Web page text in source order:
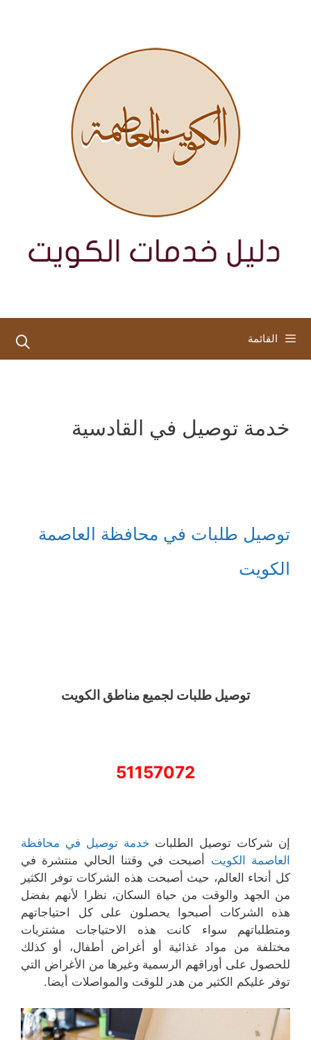
القائمة
خدمة توصيل في القادسية
توصيل طلبات في محافظة العاصمة
الكويت
توصيل طلبات لجميع مناطق الكويت
51157072
إن شركات توصيل الطلبات خدمة توصيل في محافظة
العاصمة الكويت أصبحت في وقتنا الحالي منتشرة في
كل أنحاء العالم، حيث أصبحت هذه الشركات توفر الكثير
من الجهد والوقت من حياة السكان، نظرا لأنهم بفضل
هذه الشركات أصبحوا يحصلون على كل احتياجاتهم
ومتطلباتهم سواء كانت هذه الاحتياجات مشتريات
مختلفة من مواد غذائية أو أغراض أطفال، أو كذلك
للحصول على أوراقهم الرسمية وغيرها من الأغراض التي
توفر عليكم الكثير من هدر للوقت والمواصلات أيضا.